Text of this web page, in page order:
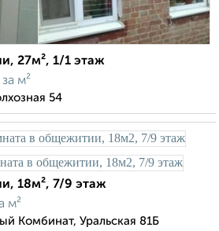
27м², 1/1 этаж
за м²
54
18м², 7/9 этаж
м²
Комбинат, Уральская 81Б